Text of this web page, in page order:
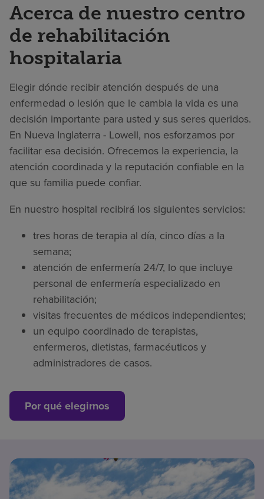
Acerca de nuestro centro
de rehabilitación
hospitalaria
Elegir dónde recibir atención después de una
enfermedad o lesión que le cambia la vida es una
decisión importante para usted y sus seres queridos.
En Nueva Inglaterra - Lowell, nos esforzamos por
facilitar esa decisión. Ofrecemos la experiencia, la
atención coordinada y la reputación confiable en la
que su familia puede confiar.
En nuestro hospital recibirá los siguientes servicios:
tres horas de terapia al día, cinco días a la
semana;
atención de enfermería 24/7, lo que incluye
personal de enfermería especializado en
rehabilitación;
visitas frecuentes de médicos independientes;
un equipo coordinado de terapistas,
enfermeros, dietistas, farmacéuticos y
administradores de casos.
Por qué elegirnos